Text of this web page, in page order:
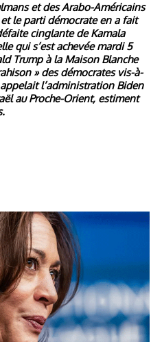
et des Arabo-Américains
le parti démocrate en a fait
cinglante de Kamala
qui s’est achevée mardi 5
Trump à la Maison Blanche
» des démocrates vis-à-
l’administration Biden
au Proche-Orient, estiment